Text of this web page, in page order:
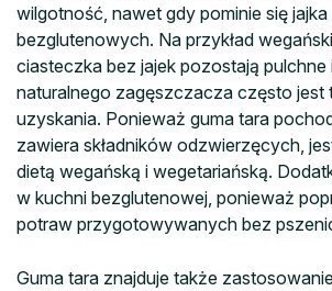
wilgotność, nawet gdy pominie się
bezglutenowych. Na przykład
ciasteczka bez jajek pozostają pulchne
naturalnego zagęszczacza często jest
uzyskania. Ponieważ guma tara
zawiera składników odzwierzęcych,
dietą wegańską i wegetariańską.
w kuchni bezglutenowej, ponieważ
potraw przygotowywanych bez
Guma tara znajduje także